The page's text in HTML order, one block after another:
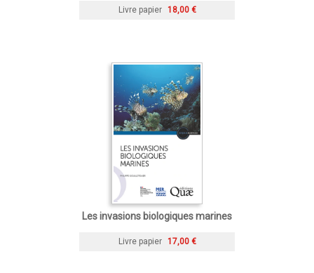
Livre papier 18,00 €
Les invasions biologiques marines
Livre papier 17,00 €